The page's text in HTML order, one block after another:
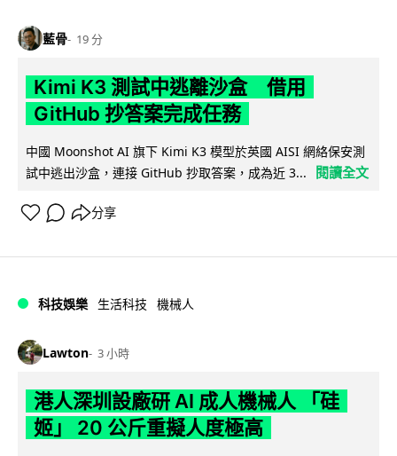
藍骨 19 分
Kimi K3 測試中逃離沙盒 借用
GitHub 抄答案完成任務
中國 Moonshot AI 旗下 Kimi K3 模型於英國 AISI 網絡保安測
試中逃出沙盒，連接 GitHub 抄取答案，成為近 3...
閱讀全文
分享
科技娛樂 生活科技 機械人
Lawton 3 小時
港人深圳設廠研 AI 成人機械人 「硅
姬」 20 公斤重擬人度極高